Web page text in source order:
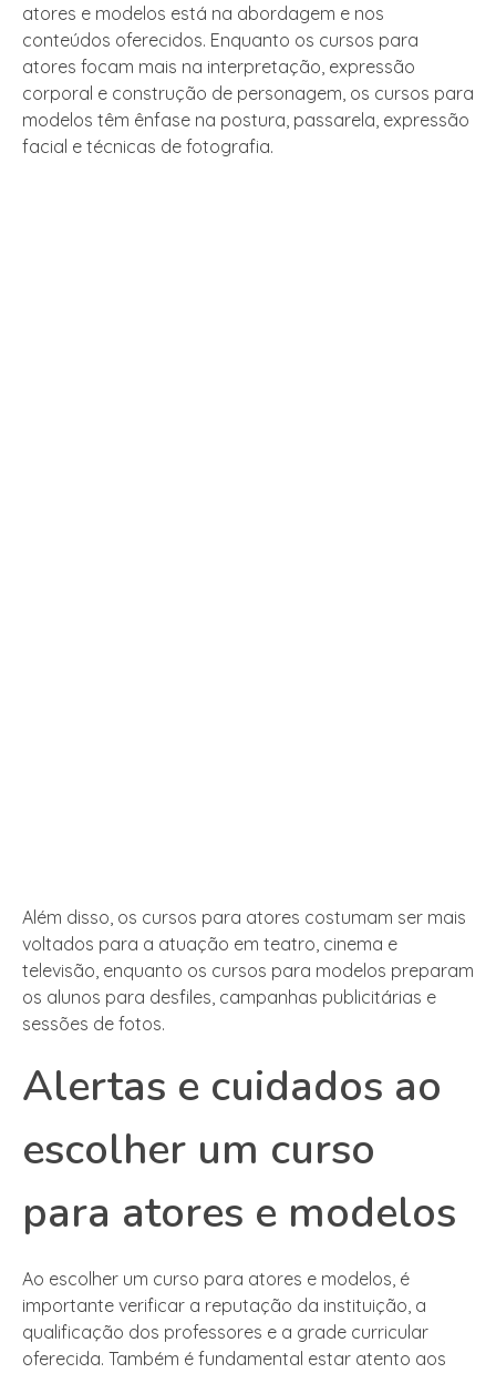
atores e modelos está na abordagem e nos
conteúdos oferecidos. Enquanto os cursos para
atores focam mais na interpretação, expressão
corporal e construção de personagem, os cursos para
modelos têm ênfase na postura, passarela, expressão
facial e técnicas de fotografia.
Além disso, os cursos para atores costumam ser mais
voltados para a atuação em teatro, cinema e
televisão, enquanto os cursos para modelos preparam
os alunos para desfiles, campanhas publicitárias e
sessões de fotos.
Alertas e cuidados ao
escolher um curso
para atores e modelos
Ao escolher um curso para atores e modelos, é
importante verificar a reputação da instituição, a
qualificação dos professores e a grade curricular
oferecida. Também é fundamental estar atento aos